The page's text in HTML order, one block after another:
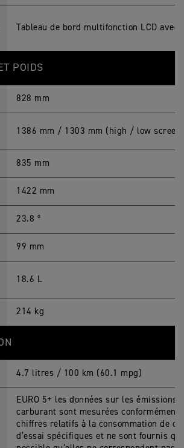
Tableau de bord multifonction LCD
POIDS
828 mm
1386 mm / 1303 mm (high / low screen
835 mm
1422 mm
23.8 º
99 mm
18.6 L
214 kg
4.7 litres / 100 km (60.1 mpg)
EURO 5+ les données sur les émissions
carburant sont mesurées
chiffres relatifs à la consommation de
d’essai spécifiques et ne sont fournis